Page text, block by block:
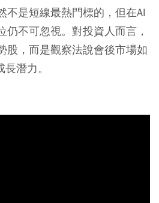
不是短線最熱門標的，但在AI
仍不可忽視。對投資人而言，
股，而是觀察法說會後市場如
潛力。